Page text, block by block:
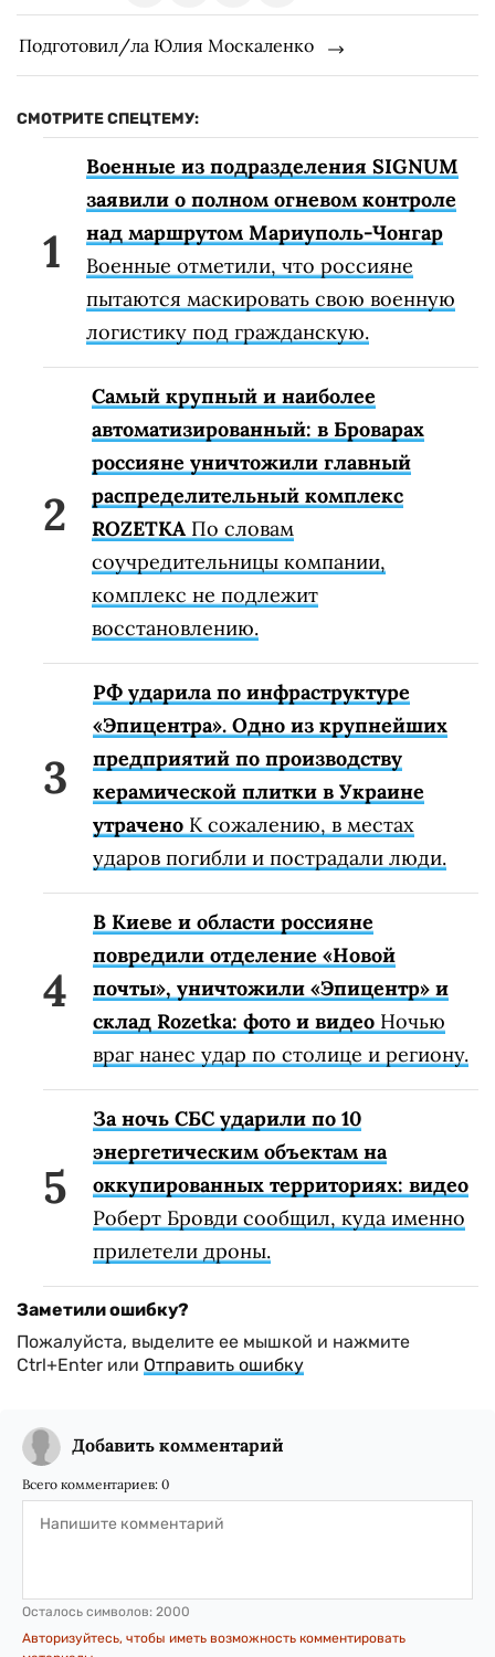
Подготовил/ла Юлия Москаленко
СМОТРИТЕ СПЕЦТЕМУ:
Военные из подразделения SIGNUM
заявили о полном огневом контроле
над маршрутом Мариуполь-Чонгар
Военные отметили, что россияне
пытаются маскировать свою военную
логистику под гражданскую.
Самый крупный и наиболее
автоматизированный: в Броварах
россияне уничтожили главный
распределительный комплекс
ROZETKA По словам
соучредительницы компании,
комплекс не подлежит
восстановлению.
РФ ударила по инфраструктуре
«Эпицентра». Одно из крупнейших
предприятий по производству
керамической плитки в Украине
утрачено К сожалению, в местах
ударов погибли и пострадали люди.
В Киеве и области россияне
повредили отделение «Новой
почты», уничтожили «Эпицентр» и
склад Rozetka: фото и видео Ночью
враг нанес удар по столице и региону.
За ночь СБС ударили по 10
энергетическим объектам на
оккупированных территориях: видео
Роберт Бровди сообщил, куда именно
прилетели дроны.
Заметили ошибку?
Пожалуйста, выделите ее мышкой и нажмите
Ctrl+Enter или Отправить ошибку
Добавить комментарий
Всего комментариев: 0
Осталось символов: 2000
Авторизуйтесь, чтобы иметь возможность комментировать